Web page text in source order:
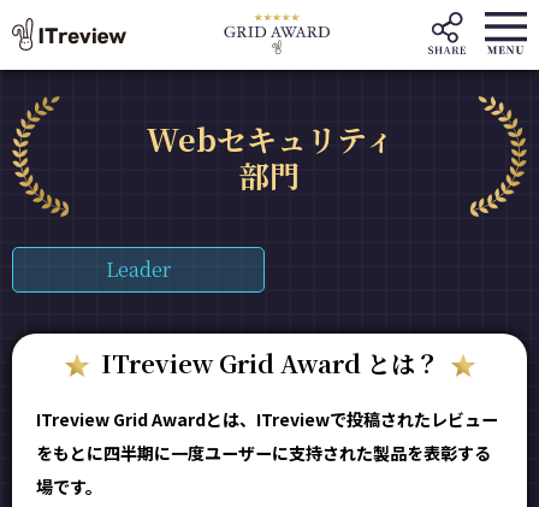
Webセキュリティ
部門
Leader
ITreview Grid Award とは？
ITreview Grid Awardとは、ITreviewで投稿されたレビュー
をもとに四半期に一度ユーザーに支持された製品を表彰する
場です。